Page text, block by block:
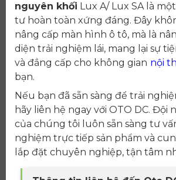
nguyên khối Lux A/ Lux SA là
tư hoàn toàn xứng đáng. Đây
nâng cấp màn hình ô tô, mà là
diện trải nghiệm lái, mang lại sự
và đẳng cấp cho không gian nội
bạn.
Nếu bạn đã sẵn sàng để trải
hãy liên hệ ngay với OTO DC. Đội
của chúng tôi luôn sẵn sàng tư
nghiệm trực tiếp sản phẩm và
lắp đặt chuyên nghiệp, tận tâm